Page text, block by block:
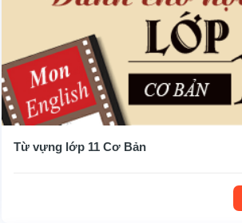
Từ vựng lớp 11 Cơ Bản